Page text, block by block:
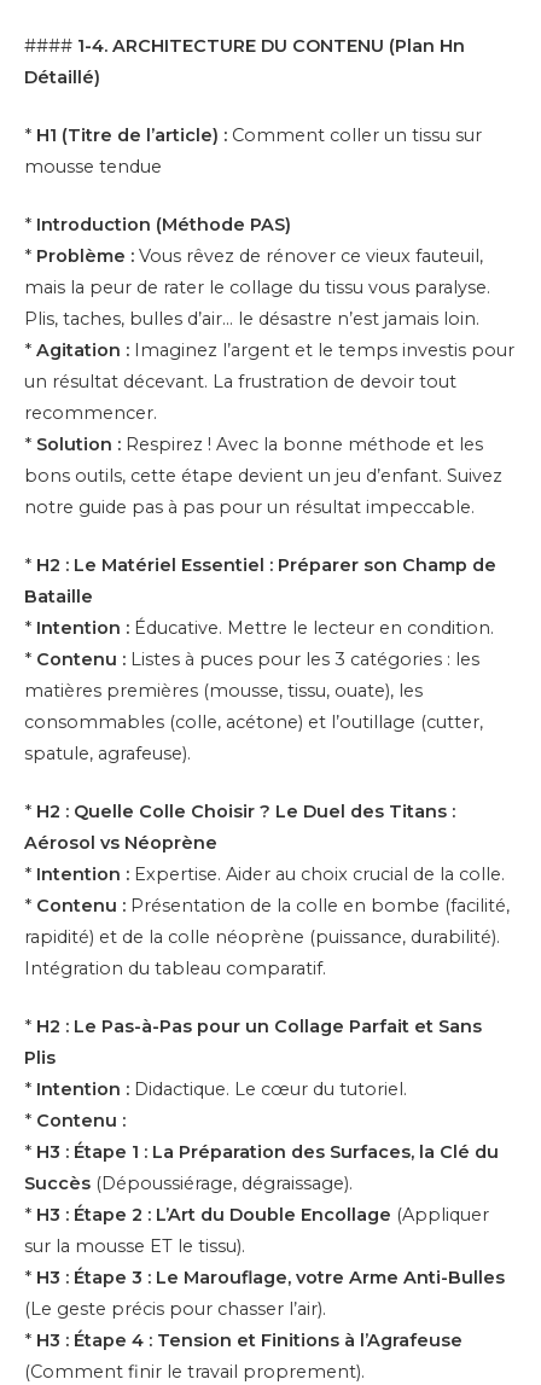
#### 1-4. ARCHITECTURE DU CONTENU (Plan Hn
Détaillé)
* H1 (Titre de l’article) : Comment coller un tissu sur
mousse tendue
* Introduction (Méthode PAS)
* Problème : Vous rêvez de rénover ce vieux fauteuil,
mais la peur de rater le collage du tissu vous paralyse.
Plis, taches, bulles d’air… le désastre n’est jamais loin.
* Agitation : Imaginez l’argent et le temps investis pour
un résultat décevant. La frustration de devoir tout
recommencer.
* Solution : Respirez ! Avec la bonne méthode et les
bons outils, cette étape devient un jeu d’enfant. Suivez
notre guide pas à pas pour un résultat impeccable.
* H2 : Le Matériel Essentiel : Préparer son Champ de
Bataille
* Intention : Éducative. Mettre le lecteur en condition.
* Contenu : Listes à puces pour les 3 catégories : les
matières premières (mousse, tissu, ouate), les
consommables (colle, acétone) et l’outillage (cutter,
spatule, agrafeuse).
* H2 : Quelle Colle Choisir ? Le Duel des Titans :
Aérosol vs Néoprène
* Intention : Expertise. Aider au choix crucial de la colle.
* Contenu : Présentation de la colle en bombe (facilité,
rapidité) et de la colle néoprène (puissance, durabilité).
Intégration du tableau comparatif.
* H2 : Le Pas-à-Pas pour un Collage Parfait et Sans
Plis
* Intention : Didactique. Le cœur du tutoriel.
* Contenu :
* H3 : Étape 1 : La Préparation des Surfaces, la Clé du
Succès (Dépoussiérage, dégraissage).
* H3 : Étape 2 : L’Art du Double Encollage (Appliquer
sur la mousse ET le tissu).
* H3 : Étape 3 : Le Marouflage, votre Arme Anti-Bulles
(Le geste précis pour chasser l’air).
* H3 : Étape 4 : Tension et Finitions à l’Agrafeuse
(Comment finir le travail proprement).